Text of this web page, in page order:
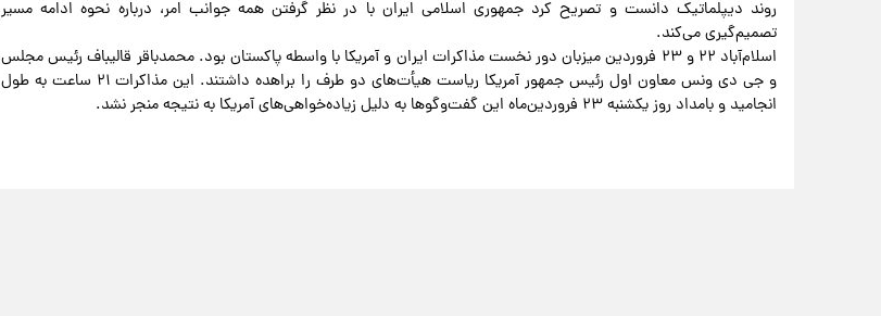
روند دیپلماتیک دانست و تصریح کرد جمهوری اسلامی ایران با در نظر گرفتن همه جوانب امر، درباره نحوه ادامه مسیر
تصمیم‌گیری می‌کند.
اسلام‌آباد ۲۲ و ۲۳ فروردین میزبان دور نخست مذاکرات ایران و آمریکا با واسطه پاکستان بود. محمدباقر قالیباف رئیس مجلس
و جی دی ونس معاون اول رئیس جمهور آمریکا ریاست هیأت‌های دو طرف را براهده داشتند. این مذاکرات ۲۱ ساعت به طول
انجامید و بامداد روز یکشنبه ۲۳ فروردین‌ماه این گفت‌وگوها به دلیل زیاده‌خواهی‌های آمریکا به نتیجه منجر نشد.